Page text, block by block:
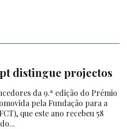
distingue projectos
da 9.ª edição do Prémio
pela Fundação para a
que este ano recebeu 58